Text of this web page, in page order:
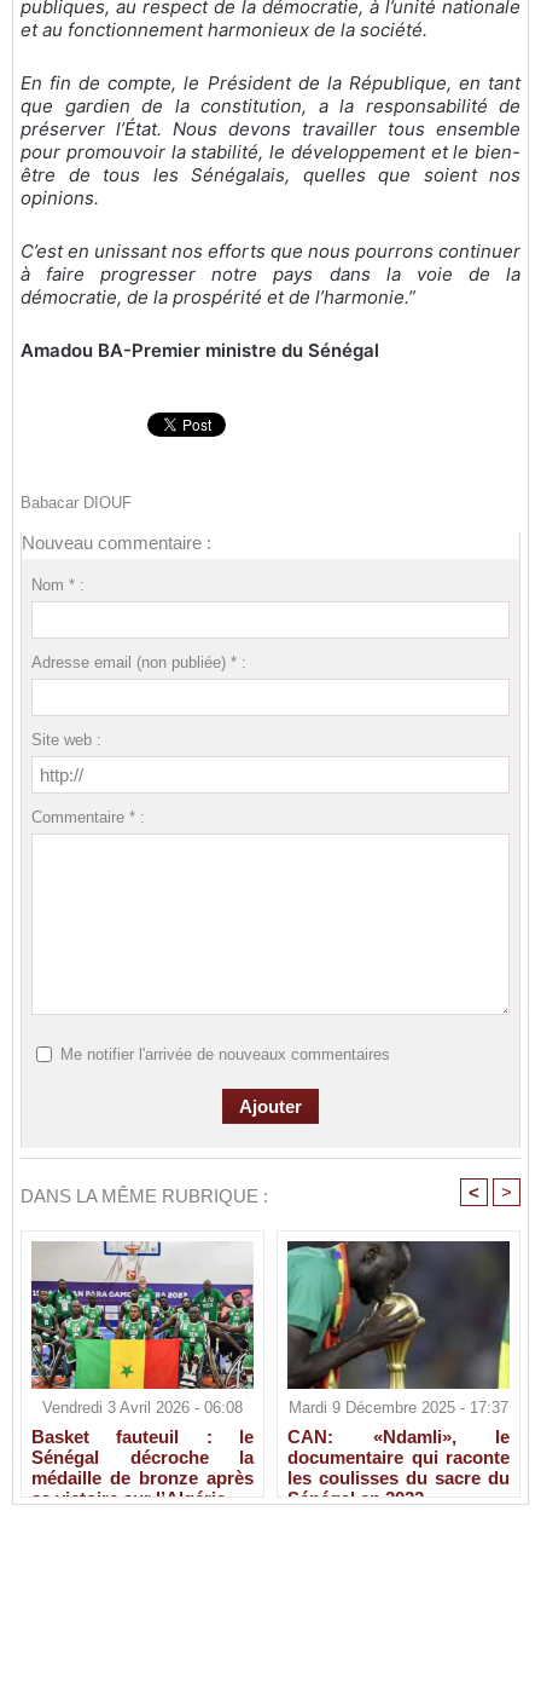
publiques, au respect de la démocratie, à l’unité nationale
et au fonctionnement harmonieux de la société.
En fin de compte, le Président de la République, en tant
que gardien de la constitution, a la responsabilité de
préserver l’État. Nous devons travailler tous ensemble
pour promouvoir la stabilité, le développement et le bien-
être de tous les Sénégalais, quelles que soient nos
opinions.
C’est en unissant nos efforts que nous pourrons continuer
à faire progresser notre pays dans la voie de la
démocratie, de la prospérité et de l’harmonie.”
Amadou BA-Premier ministre du Sénégal
Babacar DIOUF
Nouveau commentaire :
Nom * :
Adresse email (non publiée) * :
Site web :
Commentaire * :
Me notifier l'arrivée de nouveaux commentaires
DANS LA MÊME RUBRIQUE : < >
Vendredi 3 Avril 2026 - 06:08
Basket fauteuil : le
Sénégal décroche la
médaille de bronze après
sa victoire sur l’Algérie
Mardi 9 Décembre 2025 - 17:37
CAN: «Ndamli», le
documentaire qui raconte
les coulisses du sacre du
Sénégal en 2022